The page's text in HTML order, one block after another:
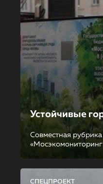
Устойчивые
Совместная
СПЕЦПРОЕКТ